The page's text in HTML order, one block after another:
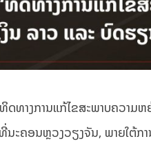
ທາງການແກ້ໄຂສະພາບຄວາມຫ
ະຄອນຫຼວງວຽງຈັນ, ພາຍໃຕ້ກາ